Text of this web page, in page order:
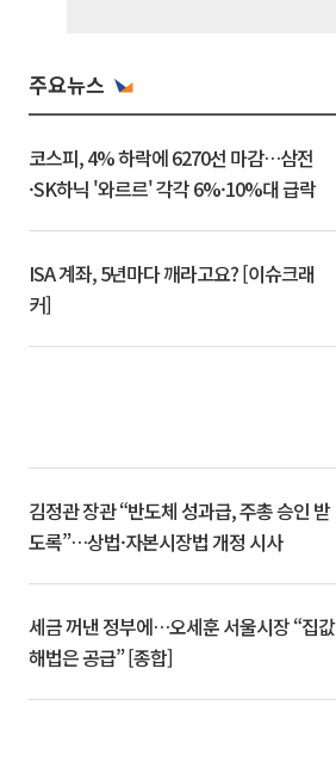
주요뉴스
코스피, 4% 하락에 6270선 마감…삼전
·SK하닉 '와르르' 각각 6%·10%대 급락
ISA 계좌, 5년마다 깨라고요? [이슈크래
커]
김정관 장관 “반도체 성과급, 주총 승인 받
도록”…상법·자본시장법 개정 시사
세금 꺼낸 정부에…오세훈 서울시장 “집값
해법은 공급” [종합]